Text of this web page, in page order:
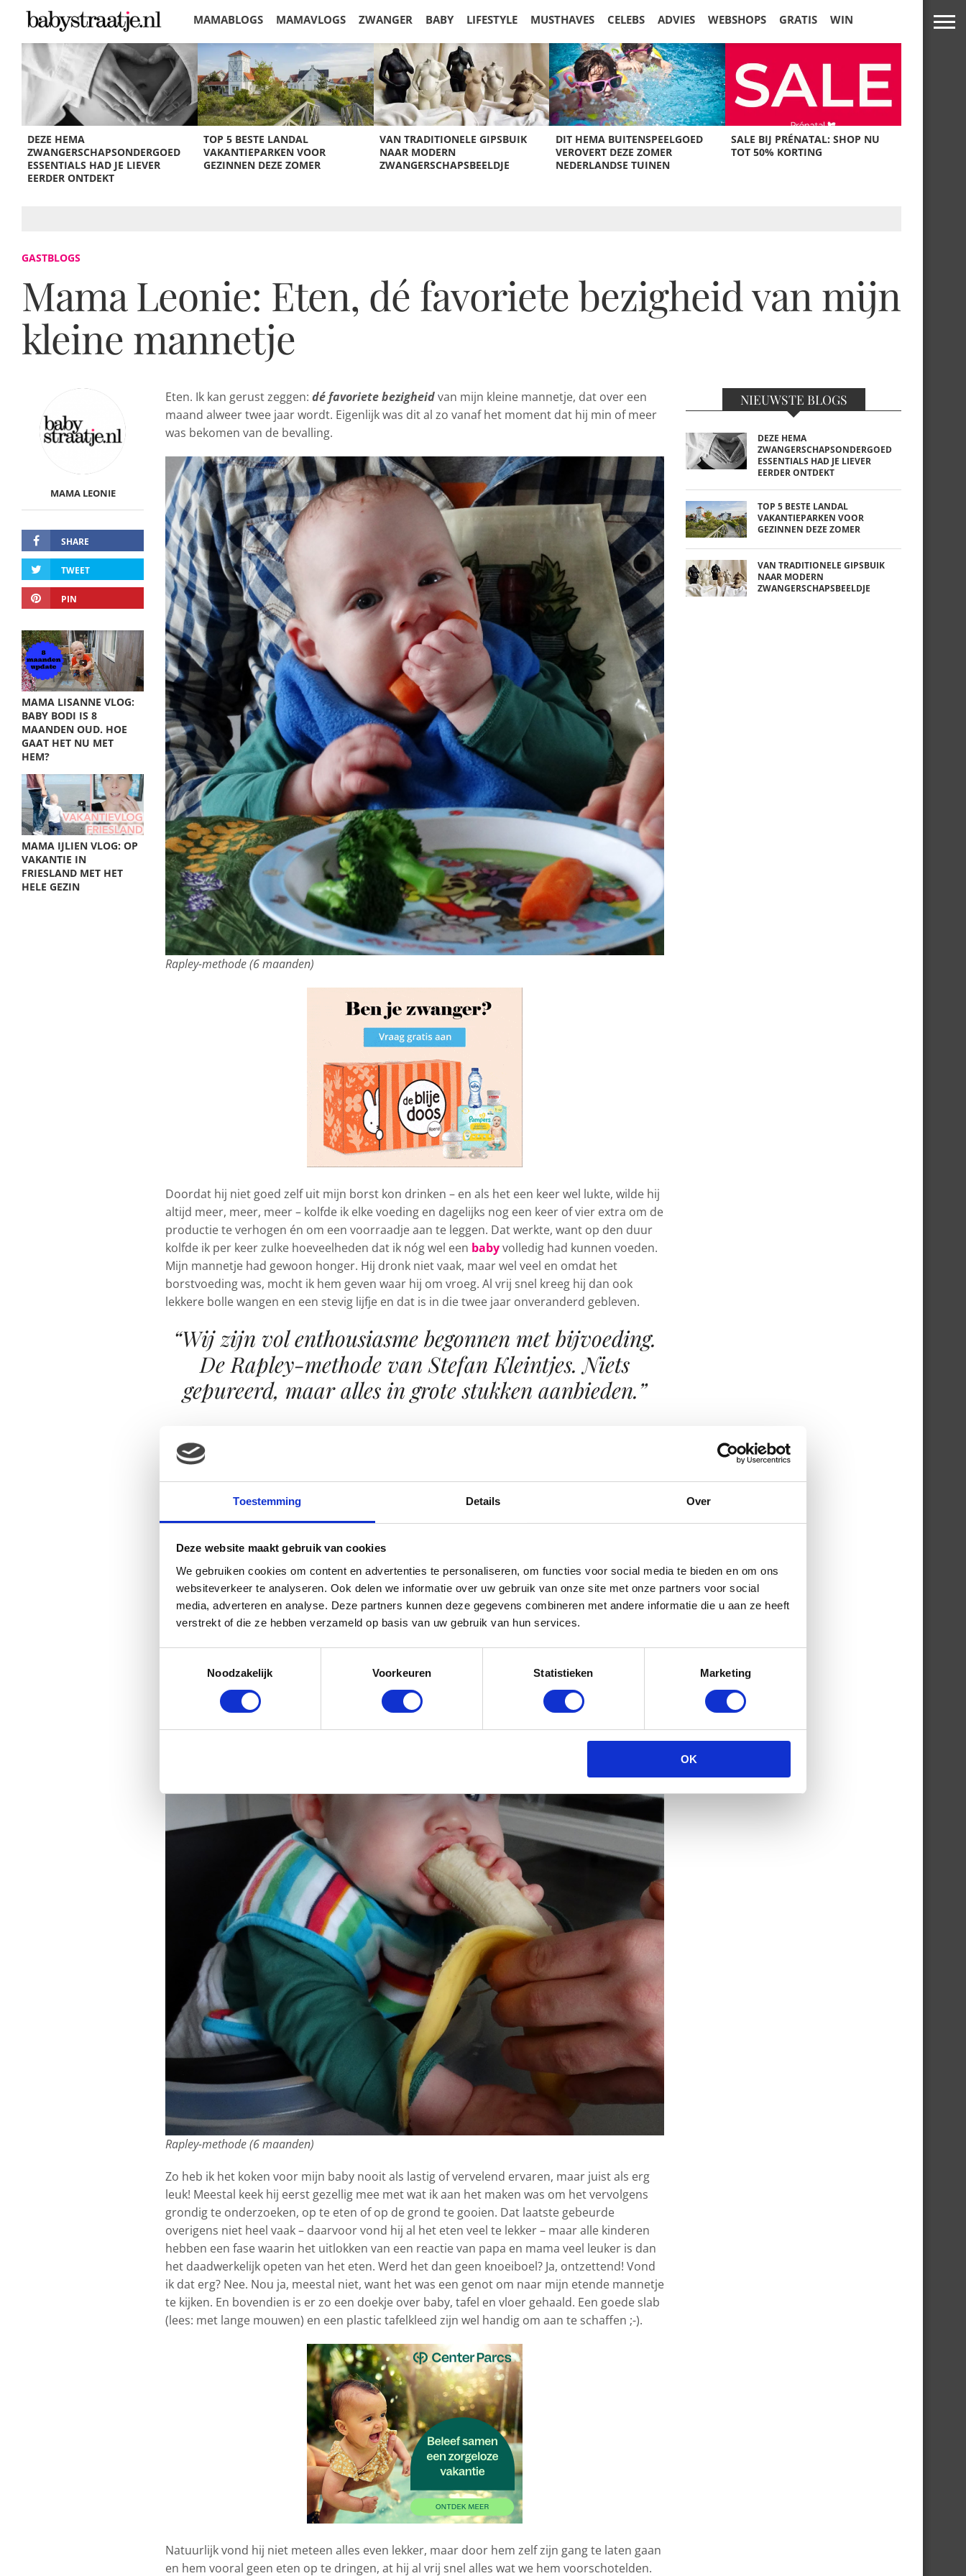
Toestemming Details Over
Deze website maakt gebruik van cookies
We gebruiken cookies om content en advertenties te personaliseren, om functies voor social media te bieden en om ons
websiteverkeer te analyseren. Ook delen we informatie over uw gebruik van onze site met onze partners voor social
media, adverteren en analyse. Deze partners kunnen deze gegevens combineren met andere informatie die u aan ze heeft
verstrekt of die ze hebben verzameld op basis van uw gebruik van hun services.
Noodzakelijk
Voorkeuren Statistieken Marketing
OK
MAMABLOGS MAMAVLOGS ZWANGER BABY LIFESTYLE MUSTHAVES CELEBS ADVIES WEBSHOPS GRATIS WIN
KORTINGEN
DEZE HEMA
ZWANGERSCHAPSONDERGOED
ESSENTIALS HAD JE LIEVER
EERDER ONTDEKT
TOP 5 BESTE LANDAL
VAKANTIEPARKEN VOOR
GEZINNEN DEZE ZOMER
VAN TRADITIONELE GIPSBUIK
NAAR MODERN
ZWANGERSCHAPSBEELDJE
DIT HEMA BUITENSPEELGOED
VEROVERT DEZE ZOMER
NEDERLANDSE TUINEN
SALE BIJ PRÉNATAL: SHOP NU
TOT 50% KORTING
GASTBLOGS
Mama Leonie: Eten, dé favoriete bezigheid van mijn
kleine mannetje
MAMA LEONIE
SHARE
TWEET
PIN
MAMA LISANNE VLOG:
BABY BODI IS 8
MAANDEN OUD. HOE
GAAT HET NU MET
HEM?
MAMA IJLIEN VLOG: OP
VAKANTIE IN
FRIESLAND MET HET
HELE GEZIN
Eten. Ik kan gerust zeggen: dé favoriete bezigheidvan mijn kleine mannetje, dat over een
maand alweer twee jaar wordt. Eigenlijk was dit al zo vanaf het moment dat hij min of meer
was bekomen van de bevalling.
Rapley-methode (6 maanden)
Doordat hij niet goed zelf uit mijn borst kon drinken – en als het een keer wel lukte, wilde hij
altijd meer, meer, meer – kolfde ik elke voeding en dagelijks nog een keer of vier extra om de
productie te verhogen én om een voorraadje aan te leggen. Dat werkte, want op den duur
kolfde ik per keer zulke hoeveelheden dat ik nóg wel een babyvolledig had kunnen voeden.
Mijn mannetje had gewoon honger. Hij dronk niet vaak, maar wel veel en omdat het
borstvoeding was, mocht ik hem geven waar hij om vroeg. Al vrij snel kreeg hij dan ook
lekkere bolle wangen en een stevig lijfje en dat is in die twee jaar onveranderd gebleven.
“Wij zijn vol enthousiasme begonnen met bijvoeding.
De Rapley-methode van Stefan Kleintjes. Niets
gepureerd, maar alles in grote stukken aanbieden.”
Geïnspireerd door de Rapley-methode en na het lezen van het boek van Stefan Kleintjes
(‘Eten voor de kleintjes, kleintjes van 0-4 jaar zelf leren eten’) zijn wij, toen ons kleine
mannetje zes maanden was, vol enthousiasme begonnen met bijvoeding. Dat wil zeggen
niets gepureerd, maar alles in grote stukken aanbieden. Aan de binnenkant van één van de
keukenkastjes had ik de lijst van Stefan Kleintjes hangen, zodat ik precies wist wat voor
groente, fruit, granen e.d. mijn mannetje mocht hebben en wat nog niet. Door op deze
manier bijvoeding aan te bieden, hoefde ik nooit apart te koken, want ik koos altijd voor
ingrediënten die we zelf ook in onze maaltijd gebruikten. En aten we een keer iets
ongezonds, dan had ik altijd nog wel wat groente in huis om aan mijn mannetje te kunnen
geven.
Rapley-methode (6 maanden)
Zo heb ik het koken voor mijn baby nooit als lastig of vervelend ervaren, maar juist als erg
leuk! Meestal keek hij eerst gezellig mee met wat ik aan het maken was om het vervolgens
grondig te onderzoeken, op te eten of op de grond te gooien. Dat laatste gebeurde
overigens niet heel vaak – daarvoor vond hij al het eten veel te lekker – maar alle kinderen
hebben een fase waarin het uitlokken van een reactie van papa en mama veel leuker is dan
het daadwerkelijk opeten van het eten. Werd het dan geen knoeiboel? Ja, ontzettend! Vond
ik dat erg? Nee. Nou ja, meestal niet, want het was een genot om naar mijn etende mannetje
te kijken. En bovendien is er zo een doekje over baby, tafel en vloer gehaald. Een goede slab
(lees: met lange mouwen) en een plastic tafelkleed zijn wel handig om aan te schaffen ;-).
Natuurlijk vond hij niet meteen alles even lekker, maar door hem zelf zijn gang te laten gaan
en hem vooral geen eten op te dringen, at hij al vrij snel alles wat we hem voorschotelden.
NIEUWSTE BLOGS
DEZE HEMA
ZWANGERSCHAPSONDERGOED
ESSENTIALS HAD JE LIEVER
EERDER ONTDEKT
TOP 5 BESTE LANDAL
VAKANTIEPARKEN VOOR
GEZINNEN DEZE ZOMER
VAN TRADITIONELE GIPSBUIK
NAAR MODERN
ZWANGERSCHAPSBEELDJE